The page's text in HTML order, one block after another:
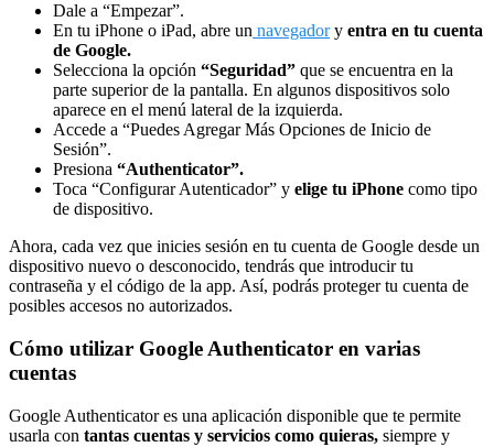
Dale a “Empezar”.
En tu iPhone o iPad, abre un navegadory entra en tu cuenta
de Google.
Selecciona la opción “Seguridad” que se encuentra en la
parte superior de la pantalla. En algunos dispositivos solo
aparece en el menú lateral de la izquierda.
Accede a “Puedes Agregar Más Opciones de Inicio de
Sesión”.
Presiona “Authenticator”.
Toca “Configurar Autenticador” y elige tu iPhone como tipo
de dispositivo.
Ahora, cada vez que inicies sesión en tu cuenta de Google desde un
dispositivo nuevo o desconocido, tendrás que introducir tu
contraseña y el código de la app. Así, podrás proteger tu cuenta de
posibles accesos no autorizados.
Cómo utilizar Google Authenticator en varias
cuentas
Google Authenticator es una aplicación disponible que te permite
usarla con tantas cuentas y servicios como quieras, siempre y